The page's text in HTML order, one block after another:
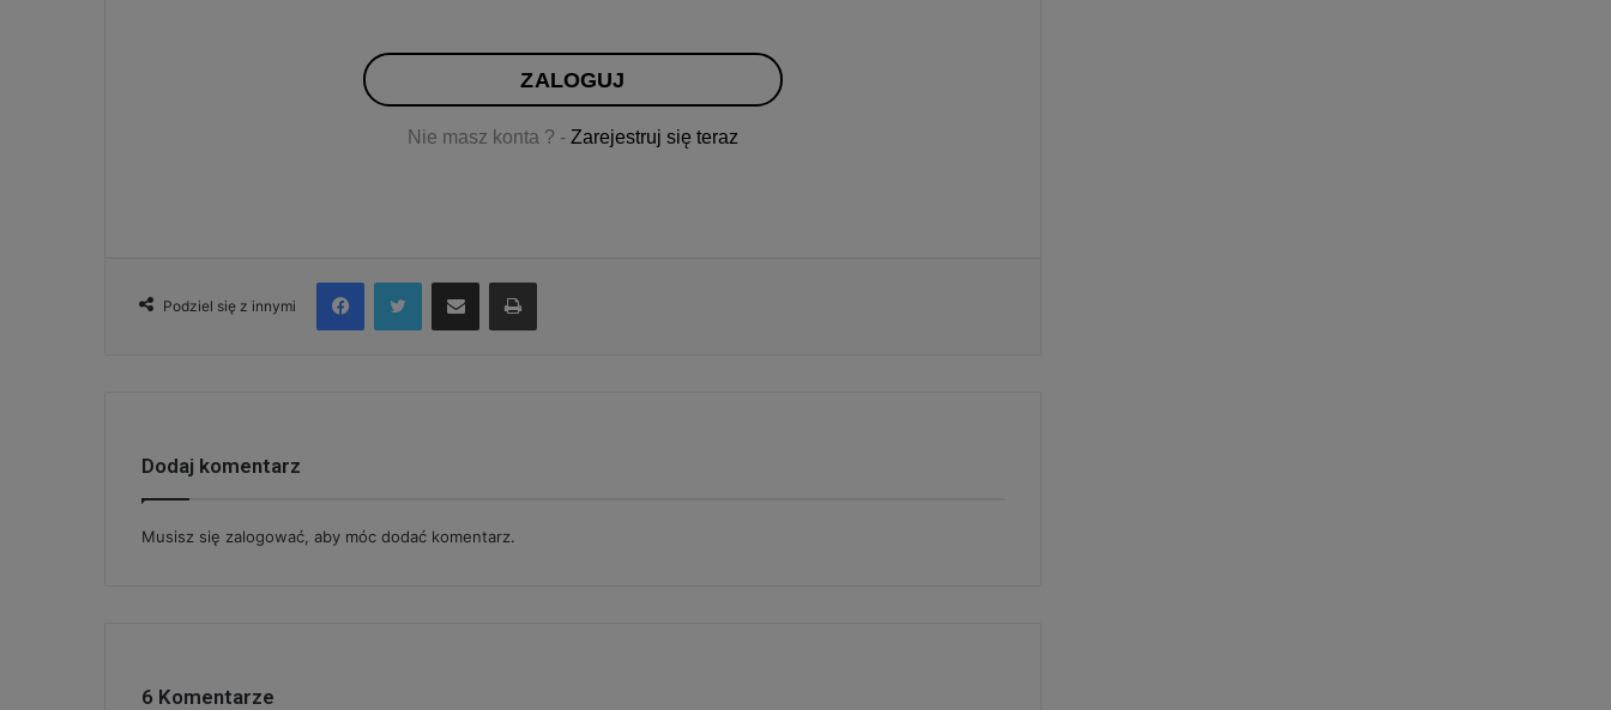
ZALOGUJ
Nie masz konta ? - Zarejestruj się teraz
Podziel się z innymi
FacebookTwitter Udostępnij via e-mail Drukuj
Dodaj komentarz
Musisz się zalogować , aby móc dodać komentarz.
6 Komentarze